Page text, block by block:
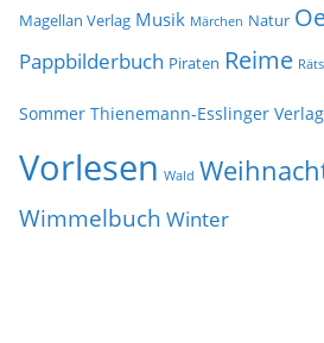
Magellan Verlag Musik Märchen Natur
Pappbilderbuch Piraten Reime
Sommer Thienemann-Esslinger Verlag
Vorlesen Wald
Wimmelbuch Winter